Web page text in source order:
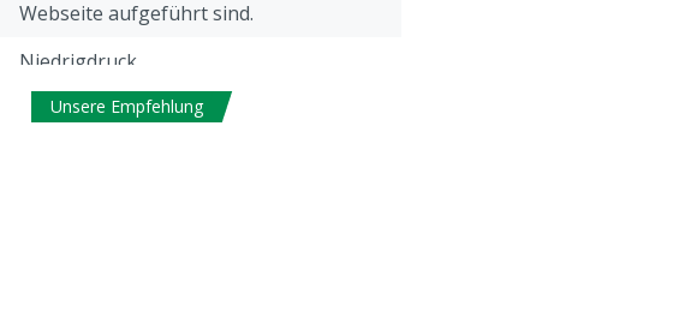
Webseite aufgeführt sind.
Niedrigdruck
Rindvieh, Schweine, Geflügel, Schafe,
Unsere Empfehlung